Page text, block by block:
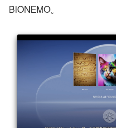
BIONEMO。